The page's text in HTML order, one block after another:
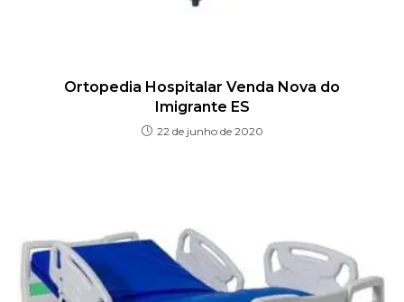
Ortopedia Hospitalar Venda Nova do
Imigrante ES
22 de junho de 2020